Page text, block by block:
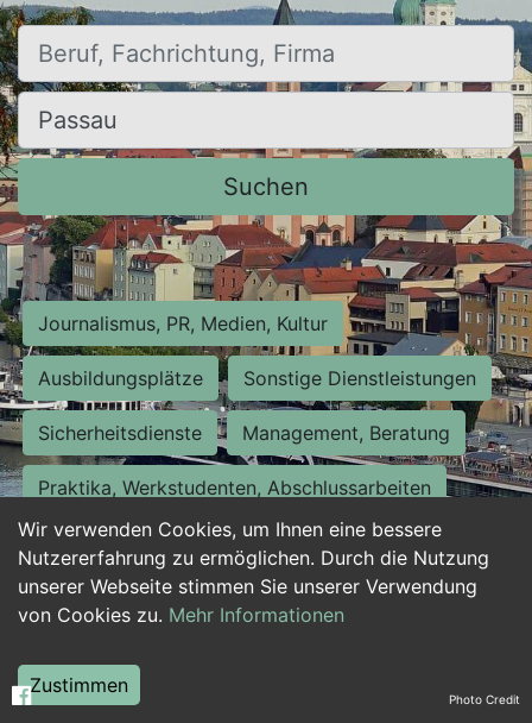
Wir verwenden Cookies, um Ihnen eine bessere
Nutzererfahrung zu ermöglichen. Durch die Nutzung
unserer Webseite stimmen Sie unserer Verwendung
von Cookies zu. Mehr Informationen
Zustimmen
Beruf, Fachrichtung, Firma
Ort, Stadt
Suchen
Journalismus, PR, Medien, Kultur
Ausbildungsplätze Sonstige Dienstleistungen
Sicherheitsdienste Management, Beratung
Praktika, Werkstudenten, Abschlussarbeiten
Personalwesen Assistenz, Sekretariat
Hilfskräfte, Aushilfs- und Nebenjobs
Weiterbildung, Studium, duale Ausbildung Photo Credit